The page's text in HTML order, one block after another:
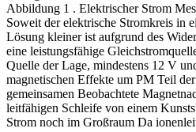
Abbildung 1 . Elektrischer Strom
Soweit der elektrische Stromkreis in
Lösung kleiner ist aufgrund des
eine leistungsfähige
Quelle der Lage, mindestens 12 V
magnetischen Effekte um PM Teil
gemeinsamen Beobachtete
leitfähigen Schleife von einem
Strom noch im Großraum Da